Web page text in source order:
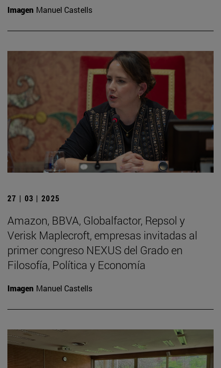
Imagen Manuel Castells
27 | 03 | 2025
Amazon, BBVA, Globalfactor, Repsol y
Verisk Maplecroft, empresas invitadas al
primer congreso NEXUS del Grado en
Filosofía, Política y Economía
Imagen Manuel Castells